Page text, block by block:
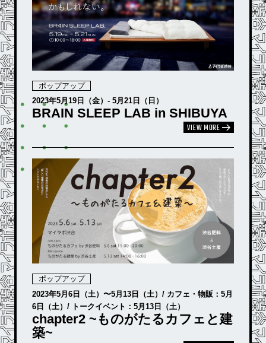
ポップアップ
2023年5月19日（金）- 5月21日（日）
BRAIN SLEEP LAB in SHIBUYA
VIEW MORE
ポップアップ
2023年5月6日（土）〜5月13日（土）/ カフェ・物販：5月
6日（土）/ トークイベント：5月13日（土）
chapter2 ~ものがたるカフェと建
築~